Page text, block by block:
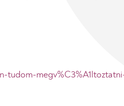
tudom-